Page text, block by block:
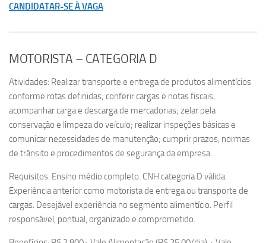
CANDIDATAR-SE À VAGA
MOTORISTA – CATEGORIA D
Atividades: Realizar transporte e entrega de produtos alimentícios
conforme rotas definidas; conferir cargas e notas fiscais;
acompanhar carga e descarga de mercadorias; zelar pela
conservação e limpeza do veículo; realizar inspeções básicas e
comunicar necessidades de manutenção; cumprir prazos, normas
de trânsito e procedimentos de segurança da empresa.
Requisitos: Ensino médio completo. CNH categoria D válida.
Experiência anterior como motorista de entrega ou transporte de
cargas. Desejável experiência no segmento alimentício. Perfil
responsável, pontual, organizado e comprometido.